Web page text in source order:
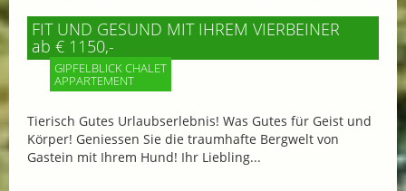
FIT UND GESUND MIT IHREM VIERBEINER
ab € 1150,-
GIPFELBLICK CHALET
APPARTEMENT
Tierisch Gutes Urlaubserlebnis! Was Gutes für Geist und
Körper! Geniessen Sie die traumhafte Bergwelt von
Gastein mit Ihrem Hund! Ihr Liebling...